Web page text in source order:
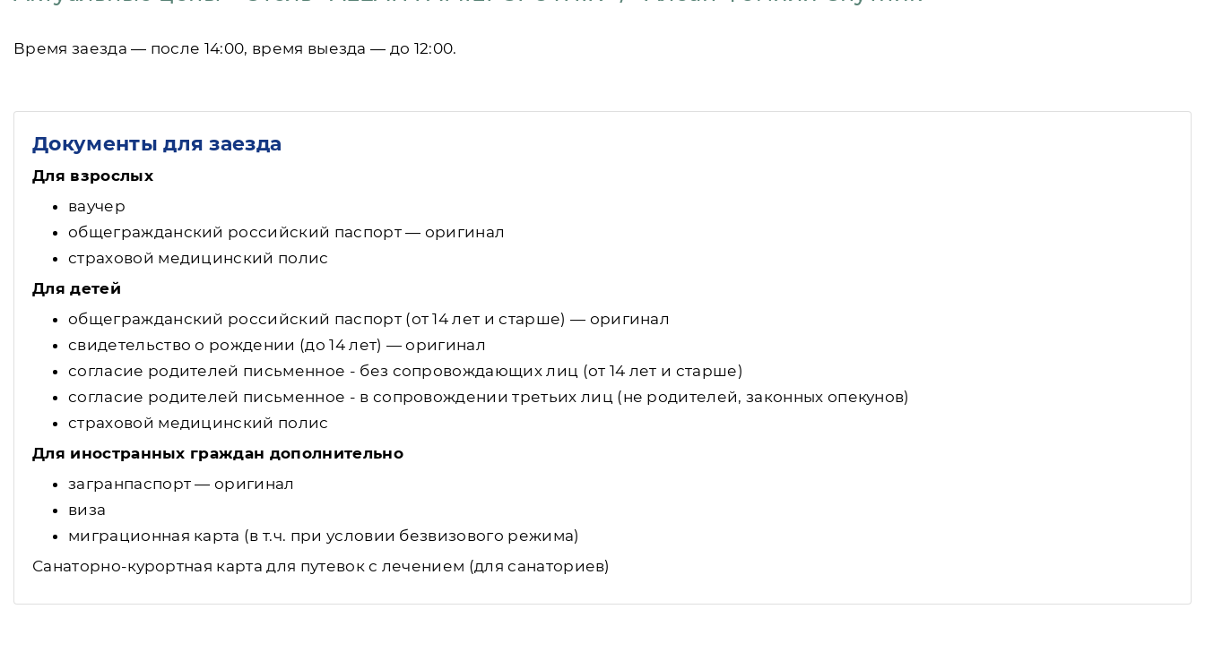
Время заезда — после 14:00, время выезда — до 12:00.
Документы для заезда
Для взрослых
ваучер
общегражданский российский паспорт — оригинал
страховой медицинский полис
Для детей
общегражданский российский паспорт (от 14 лет и старше) — оригинал
свидетельство о рождении (до 14 лет) — оригинал
согласие родителей письменное - без сопровождающих лиц (от 14 лет и старше)
согласие родителей письменное - в сопровождении третьих лиц (не родителей, законных опекунов)
страховой медицинский полис
Для иностранных граждан дополнительно
загранпаспорт — оригинал
виза
миграционная карта (в т.ч. при условии безвизового режима)
Санаторно-курортная карта для путевок с лечением (для санаториев)